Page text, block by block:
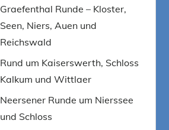
Graefenthal Runde – Kloster,
Seen, Niers, Auen und
Reichswald
Rund um Kaiserswerth, Schloss
Kalkum und Wittlaer
Neersener Runde um Nierssee
und Schloss